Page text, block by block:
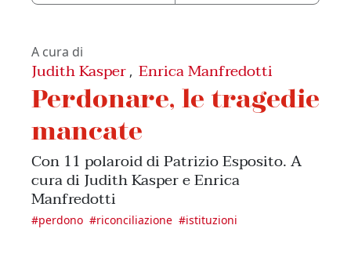
A cura di
Judith Kasper , Enrica Manfredotti
Perdonare, le tragedie
mancate
Con 11 polaroid di Patrizio Esposito. A
cura di Judith Kasper e Enrica
Manfredotti
#perdono #riconciliazione #istituzioni